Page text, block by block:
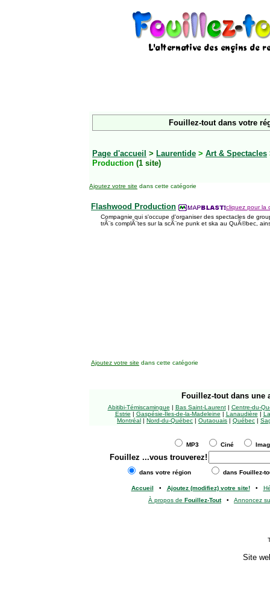
Fouillez-tout dans votre
Page d'accueil > Laurentide > Art & Spectacles
Production (1 site)
Ajoutez votre site dans cette catégorie
Flashwood Production
cliquez pour la
Compagnie qui s'occupe d'organiser des spectacles de
trÃ¨s complÃ¨tes sur la scÃ¨ne punk et ska au QuÃ©bec,
Ajoutez votre site dans cette catégorie
Fouillez-tout dans une
Abitibi-Témiscamingue | Bas Saint-Laurent| Centre-du-
Estrie | Gaspésie-Îles-de-la-Madeleine | Lanaudière |
Montréal | Nord-du-Québec | Outaouais | Québec |
MP3 Ciné
Fouillez ...vous trouverez!
dans votre région dans Fouillez-
Accueil • Ajoutez (modifiez) votre site!•
À propos de Fouillez-Tout• Annoncez
Site